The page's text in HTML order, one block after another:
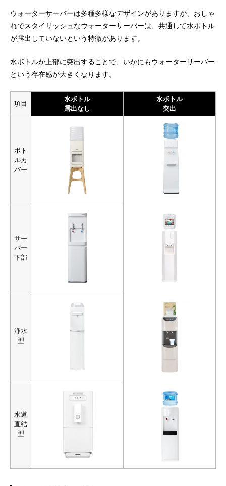
ウォーターサーバーは多種多様なデザインがありますが、おしゃ
れでスタイリッシュなウォーターサーバーは、共通して水ボトル
が露出していないという特徴があります。
水ボトルが上部に突出することで、いかにもウォーターサーバー
という存在感が大きくなります。
項目
水ボトル
露出なし
水ボトル
突出
ボト
ルカ
バー
サー
バー
下部
浄水
型
水道
直結
型